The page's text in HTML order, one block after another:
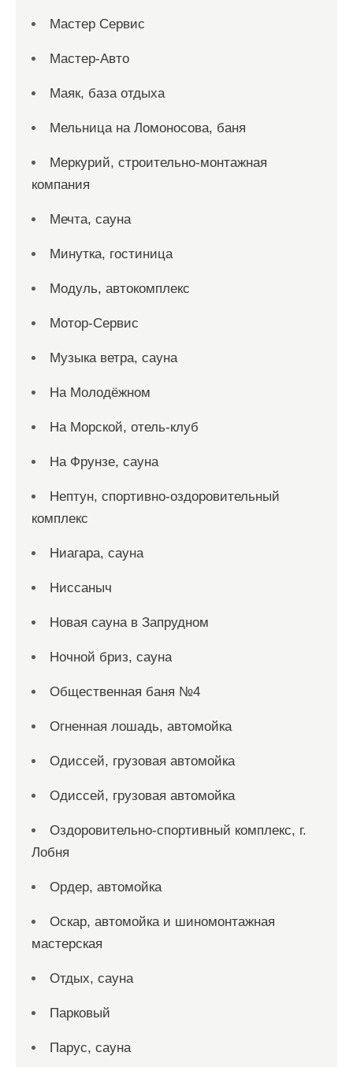
Мастер Сервис
Мастер-Авто
Маяк, база отдыха
Мельница на Ломоносова, баня
Меркурий, строительно-монтажная
компания
Мечта, сауна
Минутка, гостиница
Модуль, автокомплекс
Мотор-Сервис
Музыка ветра, сауна
На Молодёжном
На Морской, отель-клуб
На Фрунзе, сауна
Нептун, спортивно-оздоровительный
комплекс
Ниагара, сауна
Ниссаныч
Новая сауна в Запрудном
Ночной бриз, сауна
Общественная баня №4
Огненная лошадь, автомойка
Одиссей, грузовая автомойка
Одиссей, грузовая автомойка
Оздоровительно-спортивный комплекс, г.
Лобня
Ордер, автомойка
Оскар, автомойка и шиномонтажная
мастерская
Отдых, сауна
Парковый
Парус, сауна